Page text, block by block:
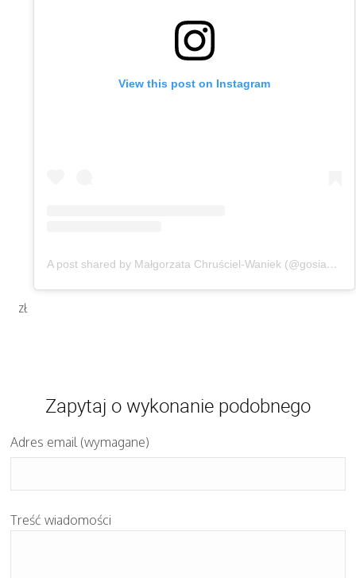
View this post on Instagram
A post shared by Małgorzata Chruściel-Waniek (@gosiawaniek)
zł
Zapytaj o wykonanie podobnego
Adres email (wymagane)
Treść wiadomości